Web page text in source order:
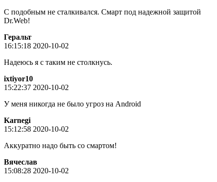
С подобным не сталкивался. Смарт под надежной защитой
Dr.Web!
Геральт
16:15:18 2020-10-02
Надеюсь я с таким не столкнусь.
ixtiyor10
15:22:37 2020-10-02
У меня никогда не было угроз на Android
Karnegi
15:12:58 2020-10-02
Аккуратно надо быть со смартом!
Вячeслaв
15:08:28 2020-10-02